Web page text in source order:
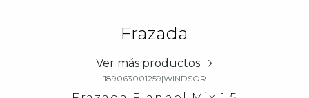
Frazada
Ver más productos
189063001259|WINDSOR